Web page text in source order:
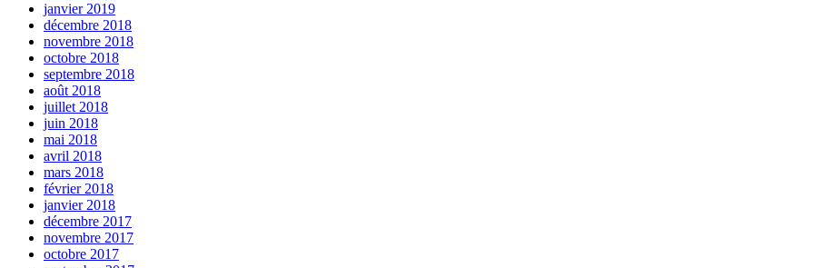
janvier 2019
décembre 2018
novembre 2018
octobre 2018
septembre 2018
août 2018
juillet 2018
juin 2018
mai 2018
avril 2018
mars 2018
février 2018
janvier 2018
décembre 2017
novembre 2017
octobre 2017